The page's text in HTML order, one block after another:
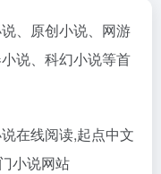
、原创小说、网游
说、科幻小说等首
在线阅读,起点中文
小说网站